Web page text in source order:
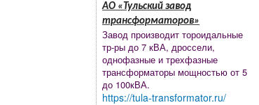
АО «Тульский завод
трансформаторов»
Завод производит тороидальные
тр-ры до 7 кВА, дроссели,
однофазные и трехфазные
трансформаторы мощностью от 5
до 100кВА.
https://tula-transformator.ru/